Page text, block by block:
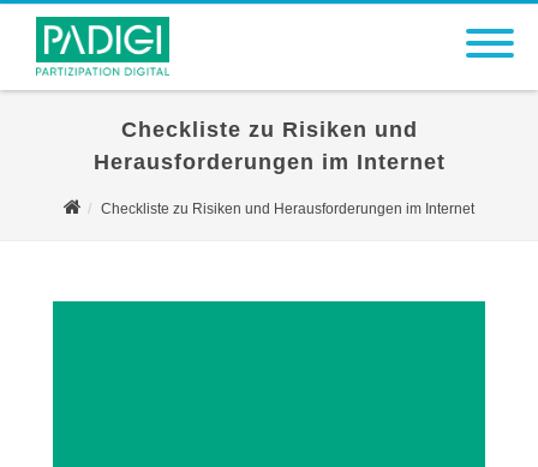
Checkliste zu Risiken und
Herausforderungen im Internet
Checkliste zu Risiken und Herausforderungen im Internet